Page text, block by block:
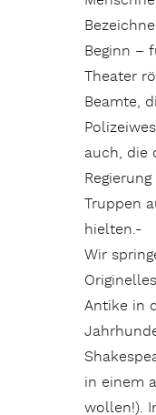
Beginn –
Theater
Beamte,
auch, die
Truppen
hielten.-
Wir
Antike in
in einem
wollen!).